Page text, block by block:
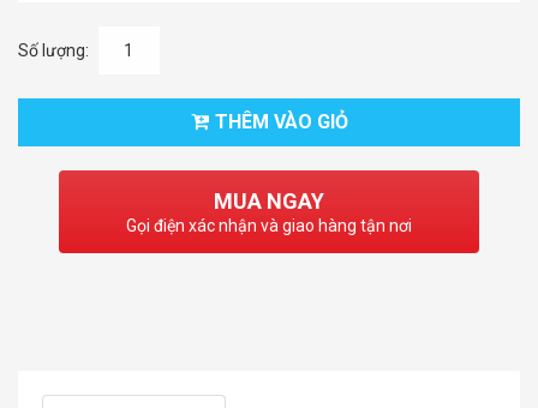
Số lượng:
THÊM VÀO GIỎ
MUA NGAY
Gọi điện xác nhận và giao hàng tận nơi